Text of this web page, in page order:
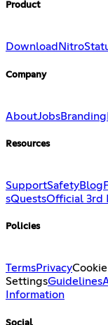
Product
Download Nitro
Company
AboutJobsBranding
Resources
SupportSafetyBlog
sQuestsOfficial 3rd
Policies
TermsPrivacyCookie
SettingsGuidelines
Information
Social